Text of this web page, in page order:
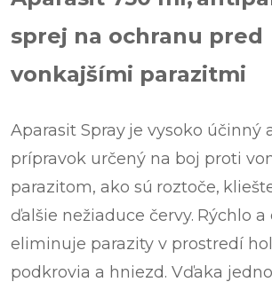
sprej na ochranu pred
vonkajšími parazitmi
Aparasit Spray je vysoko účinný
prípravok určený na boj proti
parazitom, ako sú roztoče,
ďalšie nežiaduce červy. Rýchlo
eliminuje parazity v prostredí
podkrovia a hniezd. Vďaka